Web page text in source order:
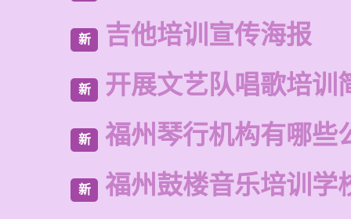
新 吉他培训宣传海报
新 开展文艺队唱歌培训
新 福州琴行机构有哪些
新 福州鼓楼音乐培训学